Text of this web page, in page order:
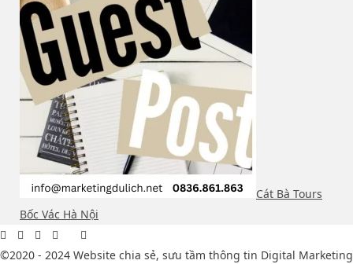
Cát Bà Tours
Bốc Vác Hà Nội
©2020 - 2024 Website chia sẻ, sưu tầm thông tin Digital Marketing